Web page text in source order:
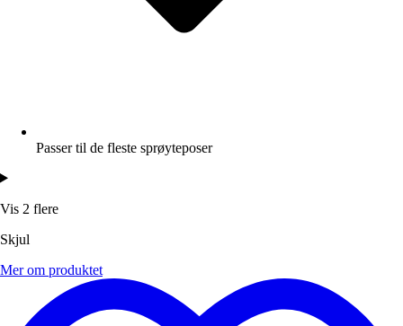
Passer til de fleste sprøyteposer
Vis 2 flere
Skjul
Mer om produktet